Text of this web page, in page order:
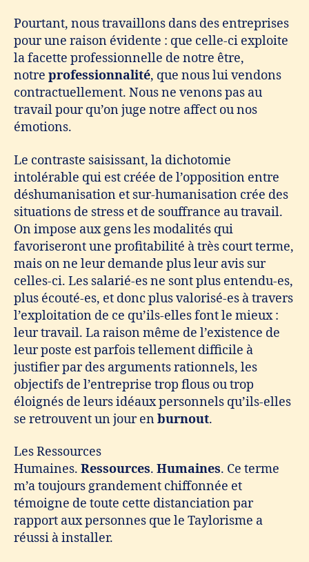
Pourtant, nous travaillons dans des entreprises
pour une raison évidente : que celle-ci exploite
la facette professionnelle de notre être,
notre professionnalité, que nous lui vendons
contractuellement. Nous ne venons pas au
travail pour qu’on juge notre affect ou nos
émotions.
Le contraste saisissant, la dichotomie
intolérable qui est créée de l’opposition entre
déshumanisation et sur-humanisation crée des
situations de stress et de souffrance au travail.
On impose aux gens les modalités qui
favoriseront une profitabilité à très court terme,
mais on ne leur demande plus leur avis sur
celles-ci. Les salarié-es ne sont plus entendu-es,
plus écouté-es, et donc plus valorisé-es à travers
l’exploitation de ce qu’ils-elles font le mieux :
leur travail. La raison même de l’existence de
leur poste est parfois tellement difficile à
justifier par des arguments rationnels, les
objectifs de l’entreprise trop flous ou trop
éloignés de leurs idéaux personnels qu’ils-elles
se retrouvent un jour enburnout.
Les Ressources
Humaines. Ressources. Humaines. Ce terme
m’a toujours grandement chiffonnée et
témoigne de toute cette distanciation par
rapport aux personnes que le Taylorisme a
réussi à installer.